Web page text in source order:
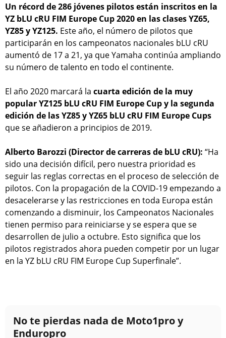
Un récord de 286 jóvenes pilotos están inscritos en la
YZ bLU cRU FIM Europe Cup 2020 en las clases YZ65,
YZ85 y YZ125. Este año, el número de pilotos que
participarán en los campeonatos nacionales bLU cRU
aumentó de 17 a 21, ya que Yamaha continúa ampliando
su número de talento en todo el continente.
El año 2020 marcará la cuarta edición de la muy
popular YZ125 bLU cRU FIM Europe Cup y la segunda
edición de las YZ85 y YZ65 bLU cRU FIM Europe Cups
que se añadieron a principios de 2019.
Alberto Barozzi (Director de carreras de bLU cRU): “Ha
sido una decisión difícil, pero nuestra prioridad es
seguir las reglas correctas en el proceso de selección de
pilotos. Con la propagación de la COVID-19 empezando a
desacelerarse y las restricciones en toda Europa están
comenzando a disminuir, los Campeonatos Nacionales
tienen permiso para reiniciarse y se espera que se
desarrollen de julio a octubre. Esto significa que los
pilotos registrados ahora pueden competir por un lugar
en la YZ bLU cRU FIM Europe Cup Superfinale”.
No te pierdas nada de Moto1pro y
Enduropro